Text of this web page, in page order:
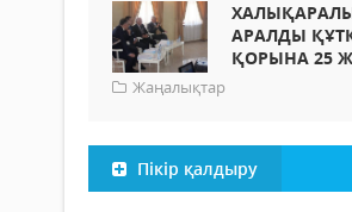
АРАЛДЫ
ҚОРЫНА 25
Жаңалықтар
Пікір қалдыру